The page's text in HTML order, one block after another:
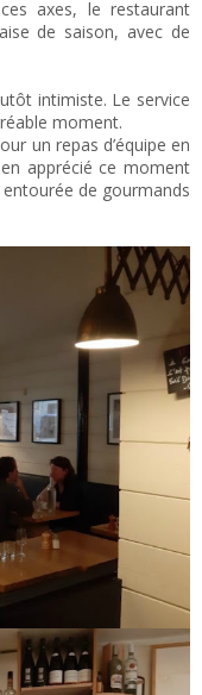
axes, le restaurant
de saison, avec de
intimiste. Le service
moment.
un repas d’équipe en
apprécié ce moment
de gourmands